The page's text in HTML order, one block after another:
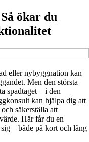
ökar du
eller nybyggnation kan
Men den största
spadtaget – i den
kan hjälpa dig att
säkerställa att
Här får du en
– både på kort och lång